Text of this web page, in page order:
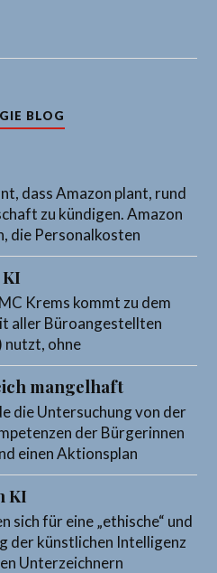
BLOG
dass Amazon plant, rund
zu kündigen. Amazon
die Personalkosten
Krems kommt zu dem
aller Büroangestellten
nutzt, ohne
mangelhaft
die Untersuchung von der
der Bürgerinnen
einen Aktionsplan
KI
sich für eine „ethische“ und
der künstlichen Intelligenz
Unterzeichnern